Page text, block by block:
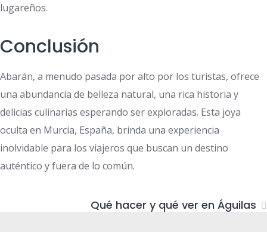
lugareños.
Conclusión
Abarán, a menudo pasada por alto por los turistas, ofrece
una abundancia de belleza natural, una rica historia y
delicias culinarias esperando ser exploradas. Esta joya
oculta en Murcia, España, brinda una experiencia
inolvidable para los viajeros que buscan un destino
auténtico y fuera de lo común.
Qué hacer y qué ver en Águilas